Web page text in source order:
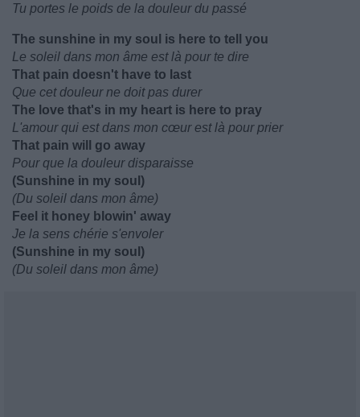
Tu portes le poids de la douleur du passé
The sunshine in my soul is here to tell you
Le soleil dans mon âme est là pour te dire
That pain doesn't have to last
Que cet douleur ne doit pas durer
The love that's in my heart is here to pray
L'amour qui est dans mon cœur est là pour prier
That pain will go away
Pour que la douleur disparaisse
(Sunshine in my soul)
(Du soleil dans mon âme)
Feel it honey blowin' away
Je la sens chérie s'envoler
(Sunshine in my soul)
(Du soleil dans mon âme)